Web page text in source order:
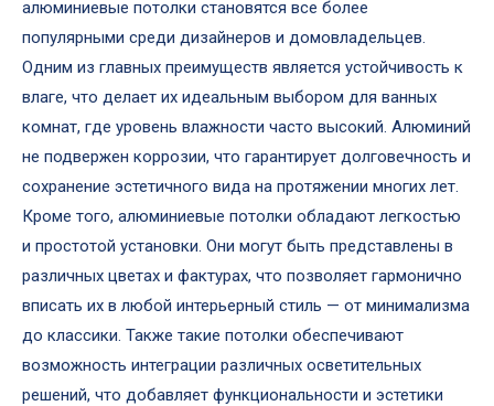
алюминиевые потолки становятся все более
популярными среди дизайнеров и домовладельцев.
Одним из главных преимуществ является устойчивость к
влаге, что делает их идеальным выбором для ванных
комнат, где уровень влажности часто высокий. Алюминий
не подвержен коррозии, что гарантирует долговечность и
сохранение эстетичного вида на протяжении многих лет.
Кроме того, алюминиевые потолки обладают легкостью
и простотой установки. Они могут быть представлены в
различных цветах и фактурах, что позволяет гармонично
вписать их в любой интерьерный стиль — от минимализма
до классики. Также такие потолки обеспечивают
возможность интеграции различных осветительных
решений, что добавляет функциональности и эстетики